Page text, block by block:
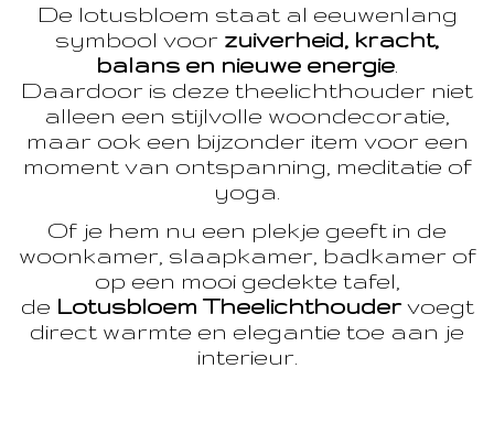
De lotusbloem staat al eeuwenlang
symbool voor zuiverheid, kracht,
balans en nieuwe energie
Daardoor is deze theelichthouder niet
alleen een stijlvolle woondecoratie,
maar ook een bijzonder item voor een
moment van ontspanning, meditatie of
yoga.
Of je hem nu een plekje geeft in de
woonkamer, slaapkamer, badkamer of
op een mooi gedekte tafel,
de Lotusbloem Theelichthoudervoegt
direct warmte en elegantie toe aan je
interieur.